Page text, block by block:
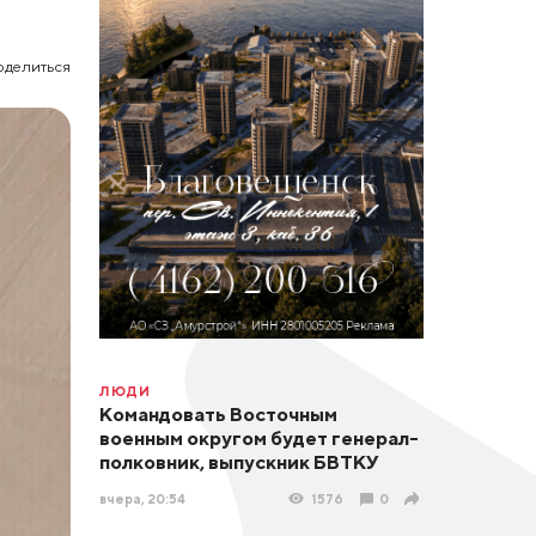
ЛЮДИ
Командовать Восточным
военным округом будет генерал-
полковник, выпускник БВТКУ
вчера, 20:54 1576 0